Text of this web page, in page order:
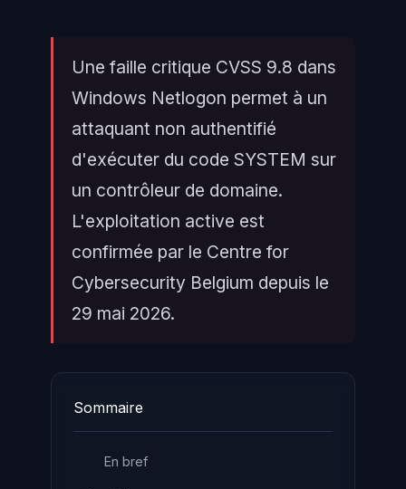
Une faille critique CVSS 9.8 dans
Windows Netlogon permet à un
attaquant non authentifié
d'exécuter du code SYSTEM sur
un contrôleur de domaine.
L'exploitation active est
confirmée par le Centre for
Cybersecurity Belgium depuis le
29 mai 2026.
Sommaire
En bref